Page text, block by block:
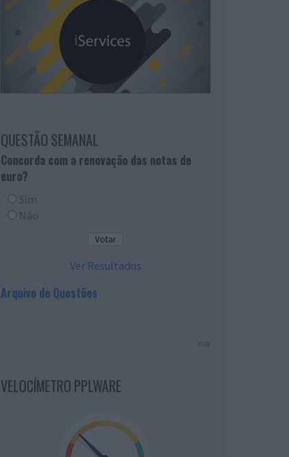
QUESTÃO SEMANAL
Concorda com a renovação das notas de
euro?
Sim
Não
Ver Resultados
Arquivo de Questões
PUB
VELOCÍMETRO PPLWARE